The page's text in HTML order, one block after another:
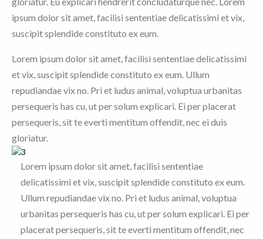
ipsum dolor sit amet, facilisi sententiae delicatissimi et vix,
suscipit splendide constituto ex eum.
Lorem ipsum dolor sit amet, facilisi sententiae delicatissimi
et vix, suscipit splendide constituto ex eum. Ullum
repudiandae vix no. Pri et ludus animal, voluptua urbanitas
persequeris has cu, ut per solum explicari. Ei per placerat
persequeris, sit te everti mentitum offendit, nec ei duis
gloriatur.
Lorem ipsum dolor sit amet, facilisi sententiae
delicatissimi et vix, suscipit splendide constituto ex eum.
Ullum repudiandae vix no. Pri et ludus animal, voluptua
urbanitas persequeris has cu, ut per solum explicari. Ei per
placerat persequeris, sit te everti mentitum offendit, nec